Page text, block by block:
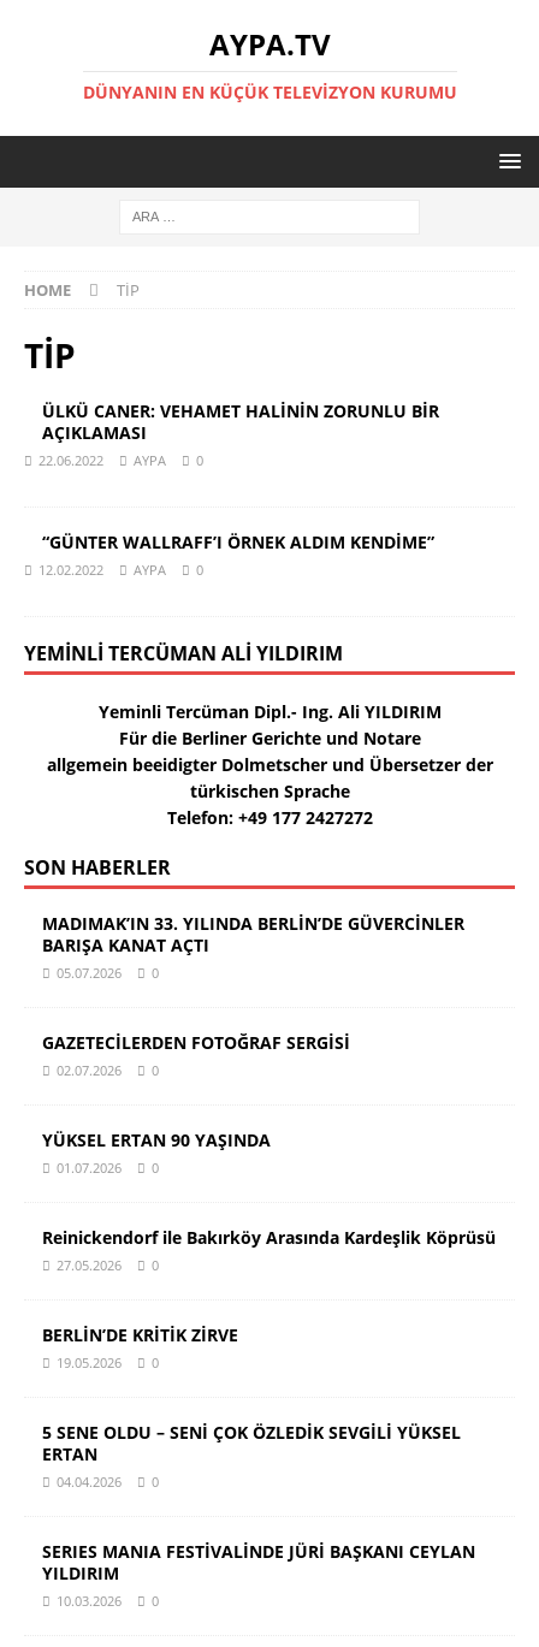
AYPA.TV
DÜNYANIN EN KÜÇÜK TELEVIZYON KURUMU
HOME TİP
TİP
ÜLKÜ CANER: VEHAMET HALİNİN ZORUNLU BİR
AÇIKLAMASI
22.06.2022 AYPA 0
“GÜNTER WALLRAFF’I ÖRNEK ALDIM KENDİME”
12.02.2022 AYPA 0
YEMINLI TERCÜMAN ALI YILDIRIM
Yeminli Tercüman Dipl.- Ing. Ali YILDIRIM
Für die Berliner Gerichte und Notare
allgemein beeidigter Dolmetscher und Übersetzer der
türkischen Sprache
Telefon: +49 177 2427272
SON HABERLER
MADIMAK’IN 33. YILINDA BERLİN’DE GÜVERCİNLER
BARIŞA KANAT AÇTI
05.07.2026 0
GAZETECİLERDEN FOTOĞRAF SERGİSİ
02.07.2026 0
YÜKSEL ERTAN 90 YAŞINDA
01.07.2026 0
Reinickendorf ile Bakırköy Arasında Kardeşlik Köprüsü
27.05.2026 0
BERLİN’DE KRİTİK ZİRVE
19.05.2026 0
5 SENE OLDU – SENİ ÇOK ÖZLEDİK SEVGİLİ YÜKSEL
ERTAN
04.04.2026 0
SERIES MANIA FESTİVALİNDE JÜRİ BAŞKANI CEYLAN
YILDIRIM
10.03.2026 0